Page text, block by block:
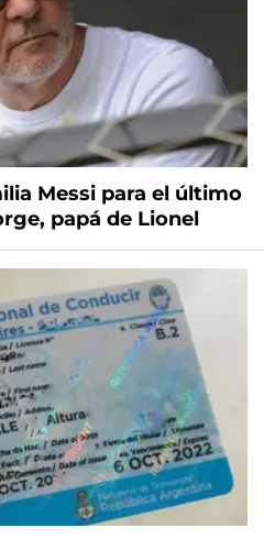
Messi para el último
papá de Lionel